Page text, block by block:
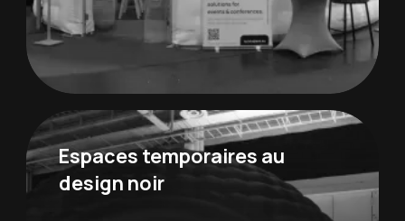
Espaces temporaires au
design noir